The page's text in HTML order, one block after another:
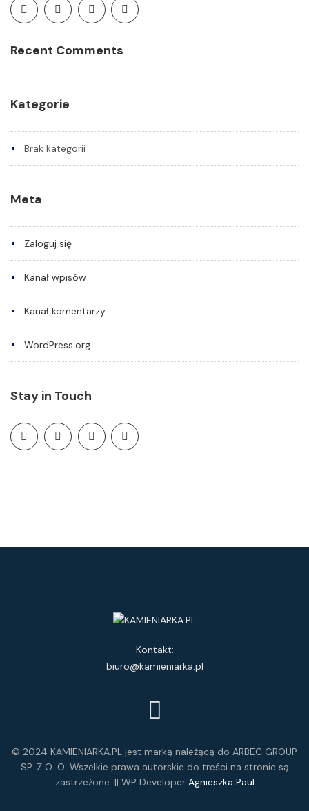
Recent Comments
Kategorie
Brak kategorii
Meta
Zaloguj się
Kanał wpisów
Kanał komentarzy
WordPress.org
Stay in Touch
Kontakt:
biuro@kamieniarka.pl
© 2024 KAMIENIARKA.PL jest marką należącą do ARBEC GROUP
SP. Z O. O. Wszelkie prawa autorskie do treści na stronie są
zastrzeżone. || WP Developer Agnieszka Paul